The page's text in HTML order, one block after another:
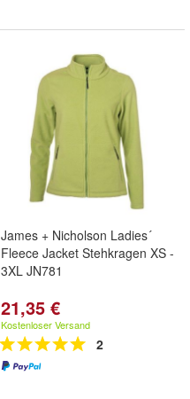
James + Nicholson Ladies´
Fleece Jacket Stehkragen XS -
3XL JN781
21,35 €
Kostenloser Versand
2